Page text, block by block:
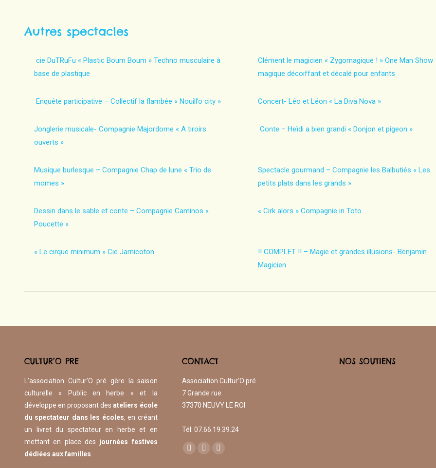
Autres spectacles
cie DuTRuFu « Plastic Boum Boum » Techno musculaire à
base de plastique
Clément le magicien « Zygomagique ! » One Man Show
magique décoiffant et décalé pour enfants
Enquête participative – Collectif la flambée « Nouill’o city » Concert- Léo et Léon « La Diva Nova »
Jonglerie musicale- Compagnie Majordome « A tiroirs
ouverts »
Conte – Heïdi a bien grandi « Donjon et pigeon »
Musique burlesque – Compagnie Chap de lune « Trio de
momes »
Spectacle gourmand – Compagnie les Balbutiés « Les
petits plats dans les grands »
Dessin dans le sable et conte – Compagnie Caminos «
Poucette »
« Cirk alors » Compagnie in Toto
« Le cirque minimum » Cie Jarnicoton
!! COMPLET !! – Magie et grandes illusions- Benjamin
Magicien
CULTUR’O PRE
L’association Cultur’O pré gère la saison
culturelle « Public en herbe » et la
développe en proposant desateliers école
du spectateur dans les écoles, en créant
un livret du spectateur en herbe et en
mettant en place des journées festives
dédiées aux familles
CONTACT
Association Cultur'O pré
7 Grande rue
37370 NEUVY LE ROI
​Tél: 07.66.19.39.24
Trouvez nous sur :
NOS SOUTIENS